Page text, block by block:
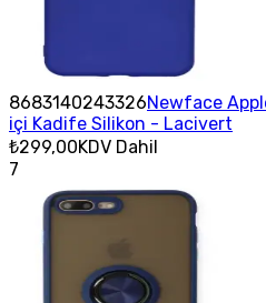
8683140243326Newface
içi Kadife Silikon - Lacivert
₺299,00KDV Dahil
7